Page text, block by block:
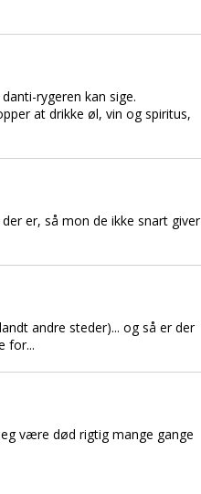
rygeren kan sige.
at drikke øl, vin og spiritus,
er, så mon de ikke snart giver
andre steder)... og så er der
for...
være død rigtig mange gange